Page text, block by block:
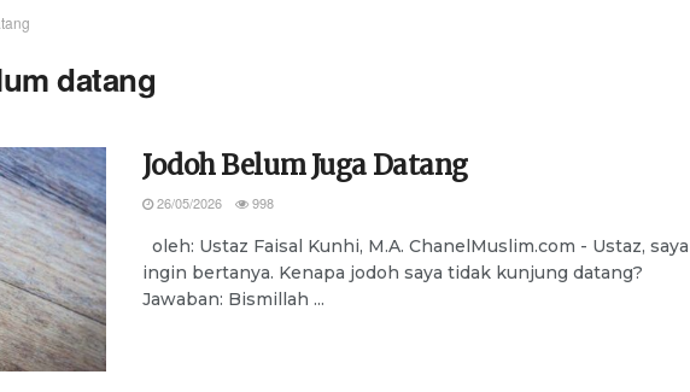
datang
Jodoh Belum Juga Datang
26/05/2026 998
oleh: Ustaz Faisal Kunhi, M.A. ChanelMuslim.com - Ustaz, saya
ingin bertanya. Kenapa jodoh saya tidak kunjung datang?
Jawaban: Bismillah ...